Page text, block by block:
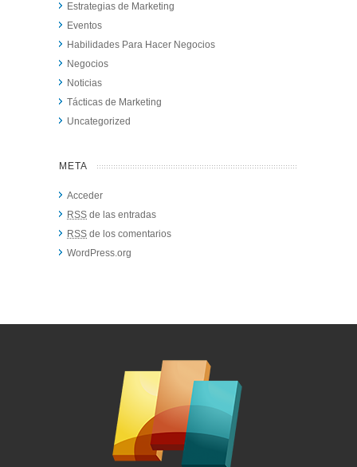
Estrategias de Marketing
Eventos
Habilidades Para Hacer Negocios
Negocios
Noticias
Tácticas de Marketing
Uncategorized
META
Acceder
RSS de las entradas
RSS de los comentarios
WordPress.org